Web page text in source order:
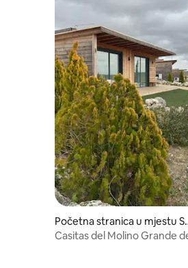
Početna stranica u mjestu
n Miguel de Bernuy
Casitas del Molino Grande